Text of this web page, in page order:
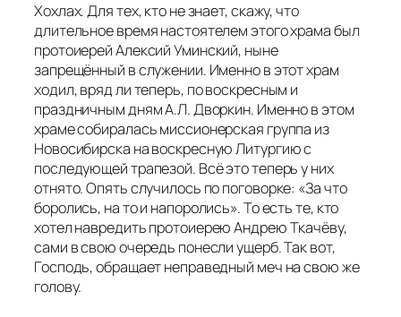
Хохлах. Для тех, кто не знает, скажу, что
длительное время настоятелем этого храма был
протоиерей Алексий Уминский, ныне
запрещённый в служении. Именно в этот храм
ходил, вряд ли теперь, по воскресным и
праздничным дням А.Л. Дворкин. Именно в этом
храме собиралась миссионерская группа из
Новосибирска на воскресную Литургию с
последующей трапезой. Всё это теперь у них
отнято. Опять случилось по поговорке: «За что
боролись, на то и напоролись». То есть те, кто
хотел навредить протоиерею Андрею Ткачёву,
сами в свою очередь понесли ущерб. Так вот,
Господь, обращает неправедный меч на свою же
голову.